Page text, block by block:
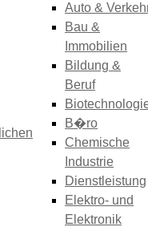
Auto &
Bau &
Immobilien
Bildung &
Beruf
B�ro
Chemische
Industrie
Dienstleistung
Elektro- und
Elektronik